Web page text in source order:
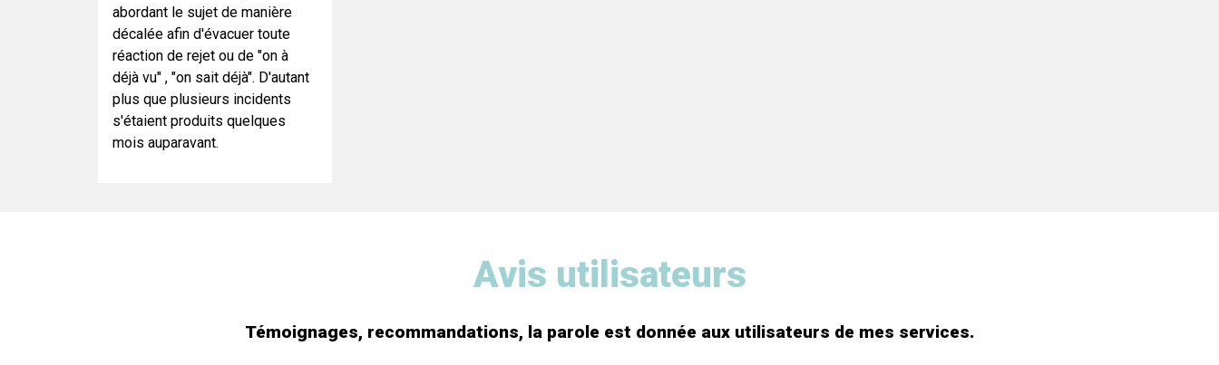
abordant le sujet de manière
décalée afin d'évacuer toute
réaction de rejet ou de "on à
déjà vu" , "on sait déjà". D'autant
plus que plusieurs incidents
s'étaient produits quelques
mois auparavant.
Avis utilisateurs
Témoignages, recommandations, la parole est donnée aux utilisateurs de mes services.